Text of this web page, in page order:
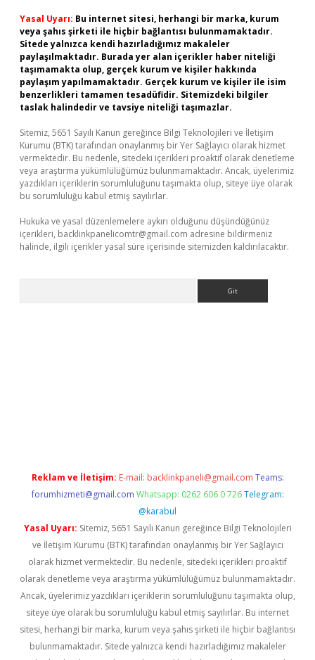
Yasal Uyarı: Bu internet sitesi, herhangi bir marka, kurum
veya şahıs şirketi ile hiçbir bağlantısı bulunmamaktadır.
Sitede yalnızca kendi hazırladığımız makaleler
paylaşılmaktadır. Burada yer alan içerikler haber niteliği
taşımamakta olup, gerçek kurum ve kişiler hakkında
paylaşım yapılmamaktadır. Gerçek kurum ve kişiler ile isim
benzerlikleri tamamen tesadüfidir. Sitemizdeki bilgiler
taslak halindedir ve tavsiye niteliği taşımazlar.
Sitemiz, 5651 Sayılı Kanun gereğince Bilgi Teknolojileri ve İletişim
Kurumu (BTK) tarafından onaylanmış bir Yer Sağlayıcı olarak hizmet
vermektedir. Bu nedenle, sitedeki içerikleri proaktif olarak denetleme
veya araştırma yükümlülüğümüz bulunmamaktadır. Ancak, üyelerimiz
yazdıkları içeriklerin sorumluluğunu taşımakta olup, siteye üye olarak
bu sorumluluğu kabul etmiş sayılırlar.
Hukuka ve yasal düzenlemelere aykırı olduğunu düşündüğünüz
içerikleri, backlinkpanelicomtr@gmail.com adresine bildirmeniz
halinde, ilgili içerikler yasal süre içerisinde sitemizden kaldırılacaktır.
Reklam ve İletişim: E-mail: backlinkpaneli@gmail.com Teams:
forumhizmeti@gmail.com Whatsapp: 0262 606 0 726 Telegram:
@karabul
Yasal Uyarı: Sitemiz, 5651 Sayılı Kanun gereğince Bilgi Teknolojileri
ve İletişim Kurumu (BTK) tarafından onaylanmış bir Yer Sağlayıcı
olarak hizmet vermektedir. Bu nedenle, sitedeki içerikleri proaktif
olarak denetleme veya araştırma yükümlülüğümüz bulunmamaktadır.
Ancak, üyelerimiz yazdıkları içeriklerin sorumluluğunu taşımakta olup,
siteye üye olarak bu sorumluluğu kabul etmiş sayılırlar. Bu internet
sitesi, herhangi bir marka, kurum veya şahıs şirketi ile hiçbir bağlantısı
bulunmamaktadır. Sitede yalnızca kendi hazırladığımız makaleler